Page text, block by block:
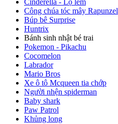
Cinderella - Lọ lem
Công chúa tóc mây Rapunzel
Búp bê Surprise
Huntrix
Bánh sinh nhật bé trai
Pokemon - Pikachu
Cocomelon
Labrador
Mario Bros
Xe ô tô Mcqueen tia chớp
Người nhện spiderman
Baby shark
Paw Patrol
Khủng long